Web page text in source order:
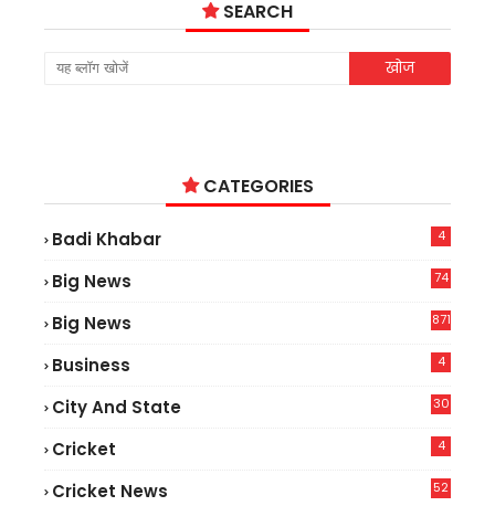
SEARCH
CATEGORIES
Badi Khabar 4
Big News
74
Big News 871
Business 4
City And State 30
Cricket 4
Cricket News
52